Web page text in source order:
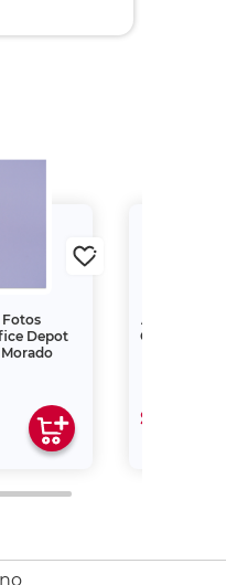
Depot
Álbum de
Office
$299.